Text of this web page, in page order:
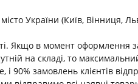
України (Київ, Вінниця,
Якщо в момент оформлення
на складі, то
90% замовлень клієнтів